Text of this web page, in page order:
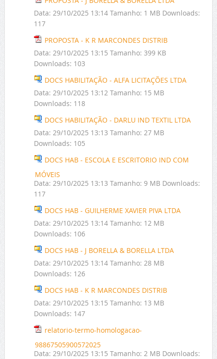
Data: 29/10/2025 13:14 Tamanho: 1 MB Downloads:
117
PROPOSTA - K R MARCONDES DISTRIB
Data: 29/10/2025 13:15 Tamanho: 399 KB
Downloads: 103
DOCS HABILITAÇÃO - ALFA LICITAÇÕES LTDA
Data: 29/10/2025 13:12 Tamanho: 15 MB
Downloads: 118
DOCS HABILITAÇÃO - DARLU IND TEXTIL LTDA
Data: 29/10/2025 13:13 Tamanho: 27 MB
Downloads: 105
DOCS HAB - ESCOLA E ESCRITORIO IND COM
MÓVEIS
Data: 29/10/2025 13:13 Tamanho: 9 MB Downloads:
117
DOCS HAB - GUILHERME XAVIER PIVA LTDA
Data: 29/10/2025 13:14 Tamanho: 12 MB
Downloads: 106
DOCS HAB - J BORELLA & BORELLA LTDA
Data: 29/10/2025 13:14 Tamanho: 28 MB
Downloads: 126
DOCS HAB - K R MARCONDES DISTRIB
Data: 29/10/2025 13:15 Tamanho: 13 MB
Downloads: 147
relatorio-termo-homologacao-
98867505900572025
Data: 29/10/2025 13:15 Tamanho: 2 MB Downloads: